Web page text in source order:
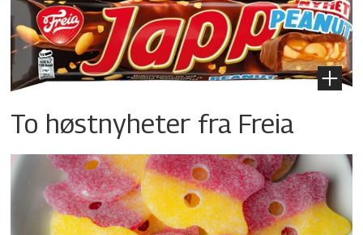
To høstnyheter fra Freia